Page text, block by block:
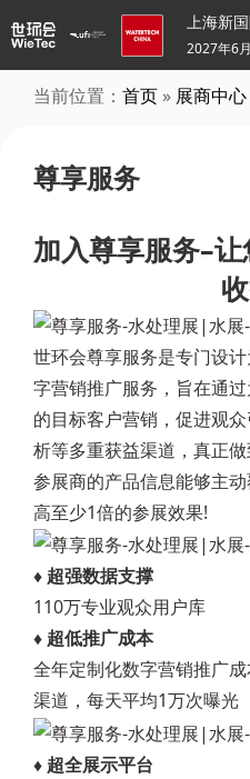
上海新
2027年6
当前位置： 首页 » 展商中心
尊享服务
加入尊享服务–
世环会尊享服务是专门设
字营销推广服务，旨在通
的目标客户营销，促进观
析等多重获益渠道，真正
参展商的产品信息能够主
高至少1倍的参展效果!
♦ 超强数据支撑
110万专业观众用户库
♦ 超低推广成本
全年定制化数字营销推广
渠道，每天平均1万次曝光
♦ 超全展示平台